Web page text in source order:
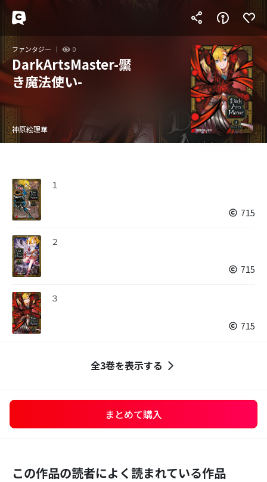
ファンタジー 0
DarkArtsMaster-黶
き魔法使い-
神原絵理華
１
715
２
715
３
715
全3巻を表示する
まとめて購入
この作品の読者によく読まれている作品